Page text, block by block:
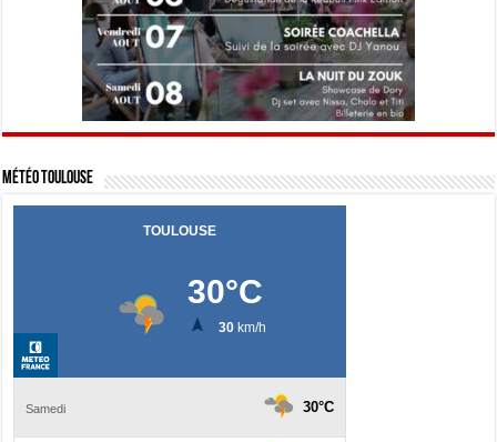
Météo Toulouse